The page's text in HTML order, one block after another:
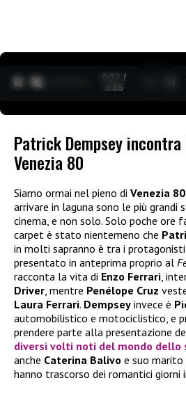
0:28 /
3:35
Patrick Dempsey
Venezia 80
Siamo ormai nel pieno di Venezia 80
arrivare in laguna sono le più grandi
cinema, e non solo. Solo poche ore
carpet è stato nientemeno che
in molti sapranno è tra i
presentato in anteprima proprio al
racconta la vita di Enzo Ferrari,
Driver, mentre Penélope Cruz
Laura Ferrari. Dempsey invece è
automobilistico e motociclistico, e
prendere parte alla presentazione
diversi volti noti del mondo dello
anche Caterina Balivo e suo marito
hanno trascorso dei romantici giorni